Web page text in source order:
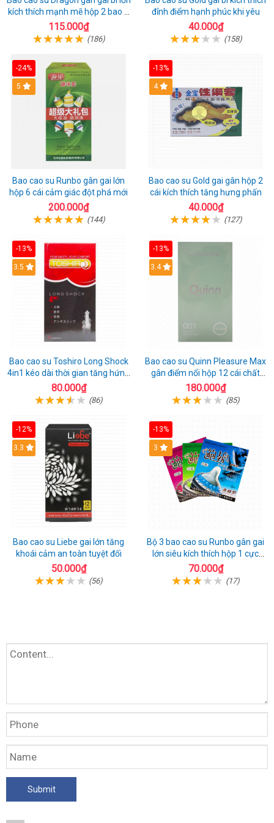
kích thích mạnh mẽ hộp 2 bao +
1 riêng
115.000₫
(186)
đỉnh điểm hạnh phúc khi yêu
40.000₫
(158)
-24%
Hot
5
Bao cao su Runbo gân gai lớn
hộp 6 cái cảm giác đột phá mới
200.000₫
(144)
-13%
Hot
4
Bao cao su Gold gai gân hộp 2
cái kích thích tăng hưng phấn
40.000₫
(127)
-13%
3.5
Bao cao su Toshiro Long Shock
4in1 kéo dài thời gian tăng hứng
thú hộp 10
80.000₫
(86)
-13%
3.4
Bao cao su Quinn Pleasure Max
gân điểm nổi hộp 12 cái chất
lượng
180.000₫
(85)
-12%
3.3
Bao cao su Liebe gai lớn tăng
khoái cảm an toàn tuyệt đối
50.000₫
(56)
-13%
3
Bộ 3 bao cao su Runbo gân gai
lớn siêu kích thích hộp 1 cực
chất
70.000₫
(17)